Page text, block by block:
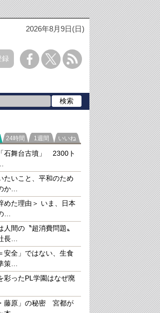
2026年8月9日(日)
録
ランキング
24時間 1週間 いいね
石舞台古墳」 2300ト
たいこと、平和のため
か…
めた理由＞ いま、日本
…
間の〝超消費問題〟
長…
安全」ではない、生食
策…
彩ったPL学園はなぜ廃
藤原」の秘密 宮都が